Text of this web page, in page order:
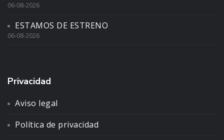
06-08-2026
ESTAMOS DE ESTRENO
06-08-2026
Privacidad
Aviso legal
Política de privacidad